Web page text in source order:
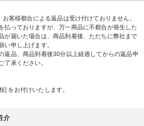
客様都合による返品は受け付けておりません。
払っておりますが、万一商品に不都合が発生した
が届いた場合は、商品到着後、ただちに弊社まで
い申し上げます。
返品、商品到着後30分以上経過してからの返品申
了承ください。
] をお付けいたします。
介